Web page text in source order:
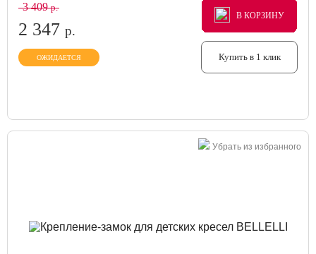
3 409р.
2 347 р.
ОЖИДАЕТСЯ
В КОРЗИНУ
В КОРЗИНУ
В КОРЗИНУ
Купить в 1 клик
Убрать из избранного